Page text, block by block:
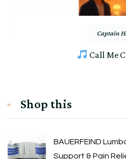
Captain
Call Me
Shop this
BAUERFEIND
Support & Pain